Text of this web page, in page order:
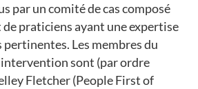
par un comité de cas composé
praticiens ayant une expertise
pertinentes. Les membres du
sont (par ordre
Fletcher (People First of